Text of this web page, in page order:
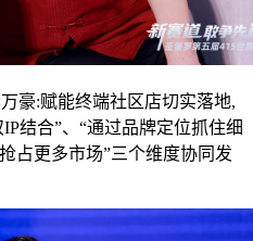
:赋能终端社区店切实落地,
结合”、“通过品牌定位抓住细
占更多市场”三个维度协同发